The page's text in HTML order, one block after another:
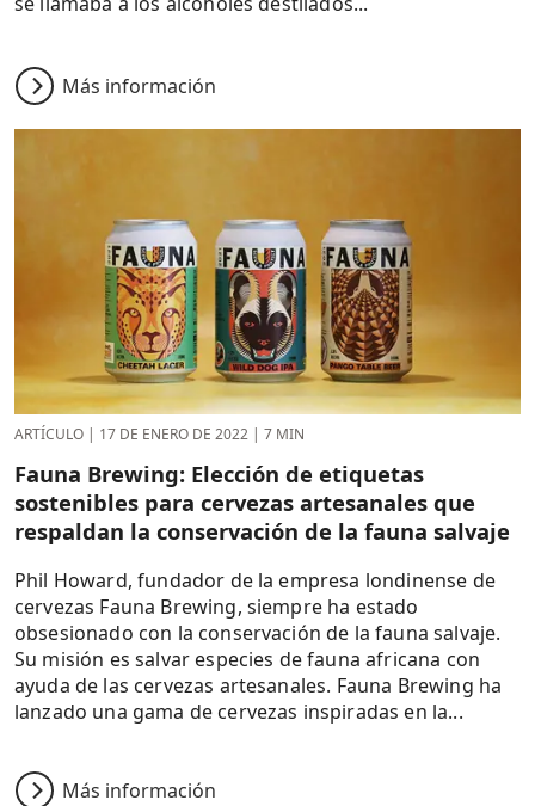
Más información
ARTÍCULO | 17 DE ENERO DE 2022 | 7 MIN
Fauna Brewing: Elección de etiquetas
sostenibles para cervezas artesanales que
respaldan la conservación de la fauna salvaje
Phil Howard, fundador de la empresa londinense de
cervezas Fauna Brewing, siempre ha estado
obsesionado con la conservación de la fauna salvaje.
Su misión es salvar especies de fauna africana con
ayuda de las cervezas artesanales. Fauna Brewing ha
lanzado una gama de cervezas inspiradas en la...
Más información